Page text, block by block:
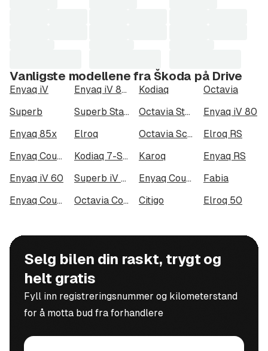
Vanligste modellene fra Škoda på Drive
Enyaq iV Enyaq iV 80x Kodiaq
Octavia
Superb
Superb Stasjonsvogn Octavia Stasjonsvogn
Enyaq iV 80
Enyaq 85x
Elroq Octavia Scout
Elroq RS
Enyaq Coupé RS iV
Kodiaq 7-Seater Karoq
Enyaq RS
Enyaq iV 60
Superb iV Combi Enyaq Coupé 85x
Fabia
Enyaq Coupé RS
Octavia Combi iV Citigo Elroq 50
Selg bilen din raskt, trygt og
helt gratis
Fyll inn registreringsnummer og kilometerstand
for å motta bud fra forhandlere